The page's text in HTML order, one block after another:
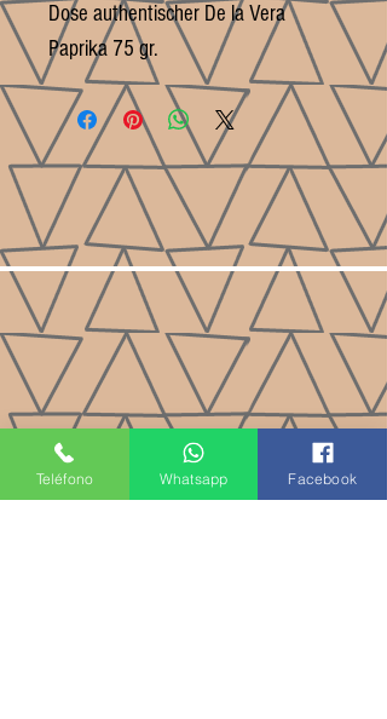
Dose authentischer De la Vera
Paprika 75 gr.
Teléfono Whatsapp Facebook